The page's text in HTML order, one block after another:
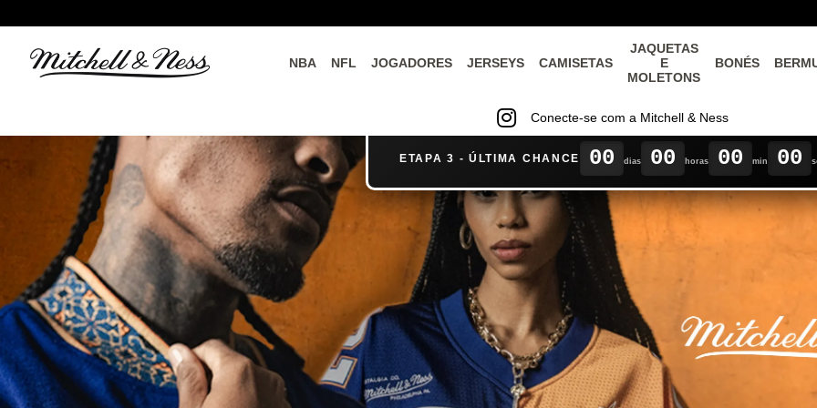
NBA NFL JOGADORES JERSEYS CAMISETAS
JAQUETAS
E
MOLETONS
BONÉS
Conecte-se com a Mitchell & Ness
ETAPA 3 - ÚLTIMA CHANCE 00 dias 00 horas 00 min 00